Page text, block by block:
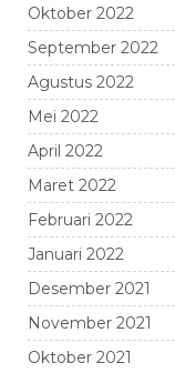
Oktober 2022
September 2022
Agustus 2022
Mei 2022
April 2022
Maret 2022
Februari 2022
Januari 2022
Desember 2021
November 2021
Oktober 2021